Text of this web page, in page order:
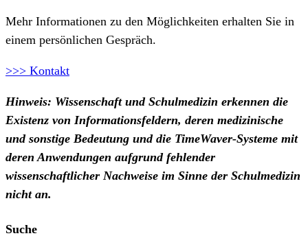
Mehr Informationen zu den Möglichkeiten erhalten Sie in
einem persönlichen Gespräch.
>>> Kontakt
Hinweis: Wissenschaft und Schulmedizin erkennen die
Existenz von Informationsfeldern, deren medizinische
und sonstige Bedeutung und die TimeWaver-Systeme mit
deren Anwendungen aufgrund fehlender
wissenschaftlicher Nachweise im Sinne der Schulmedizin
nicht an.
Suche